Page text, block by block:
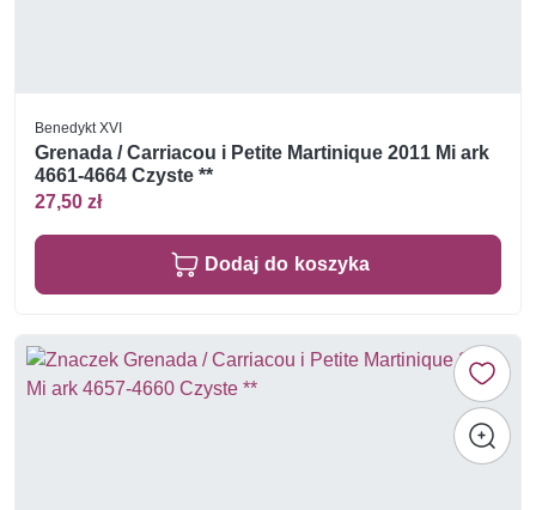
Benedykt XVI
Grenada / Carriacou i Petite Martinique 2011 Mi ark
4661-4664 Czyste **
27,50 zł
Dodaj do koszyka